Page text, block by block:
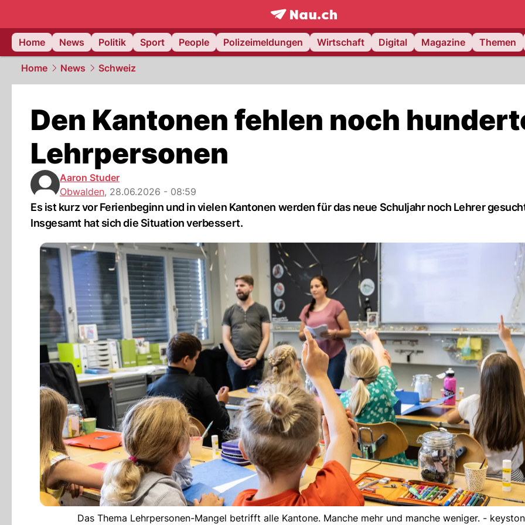
frontpage.NAU.ch
Home
News Politik Sport People Polizeimeldungen Wirtschaft Digital Magazine Themen
Home News Schweiz
Den Kantonen fehlen noch
Lehrpersonen
Aaron Studer
Obwalden, 28.06.2026 - 08:59
Es ist kurz vor Ferienbeginn und in vielen Kantonen werden für das neue Schuljahr noch Lehrer
Insgesamt hat sich die Situation verbessert.
Das Thema Lehrpersonen-Mangel betrifft alle Kantone. Manche mehr und manche weniger. -